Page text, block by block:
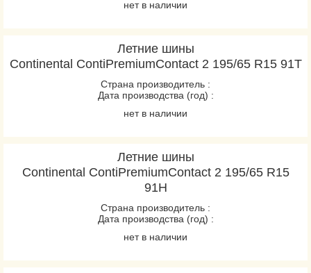
нет в наличии
Летние шины
Continental ContiPremiumContact 2 195/65 R15 91T
Страна производитель :
Дата производства (год) :
нет в наличии
Летние шины
Continental ContiPremiumContact 2 195/65 R15
91H
Страна производитель :
Дата производства (год) :
нет в наличии